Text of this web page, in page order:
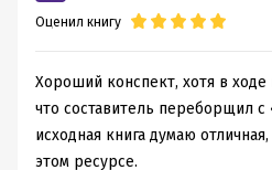
Оценил книгу
Хороший конспект, хотя в ходе
что составитель переборщил
исходная книга думаю
этом ресурсе.